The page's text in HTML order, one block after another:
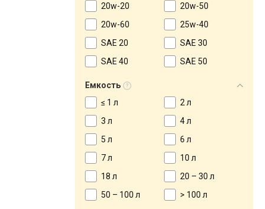
20w-20
20w-50
20w-60
25w-40
SAE 20
SAE 30
SAE 40
SAE 50
Емкость
≤ 1 л
2 л
3 л
4 л
5 л
6 л
7 л
10 л
18 л
20 – 30 л
50 – 100 л
> 100 л